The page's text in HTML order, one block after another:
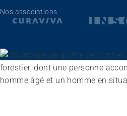
Recruter et diriger du personnel
Fédération
Nos associations